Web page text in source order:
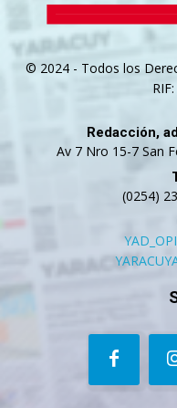
© 2024 - Todos los
Redacción,
Av 7 Nro 15-7 San
(0254)